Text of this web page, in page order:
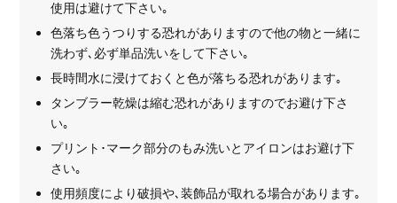
使用は避けて下さい｡
色落ち色うつりする恐れがありますので他の物と一緒に
洗わず､必ず単品洗いをして下さい｡
長時間水に浸けておくと色が落ちる恐れがあります｡
タンブラー乾燥は縮む恐れがありますのでお避け下さ
い｡
プリント･マーク部分のもみ洗いとアイロンはお避け下
さい｡
使用頻度により破損や､装飾品が取れる場合があります｡